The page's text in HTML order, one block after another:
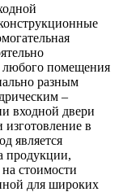
любого помещения
разным
–
входной двери
в
является
продукции,
стоимости
для широких